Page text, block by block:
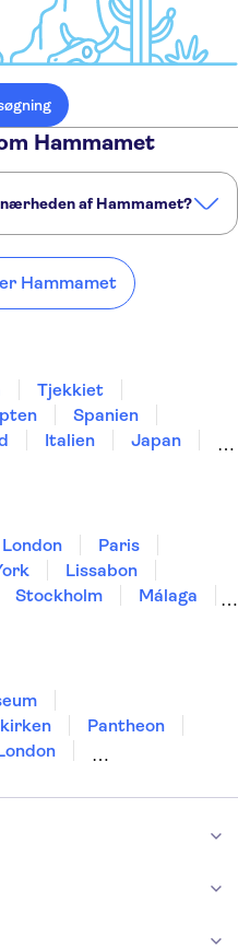
Hammamet
af Hammamet?
Sciacca
Hammamet
Tjekkiet
Spanien
Italien
Japan
London
Paris
Lissabon
Stockholm
Málaga
Pantheon
Alcatraz